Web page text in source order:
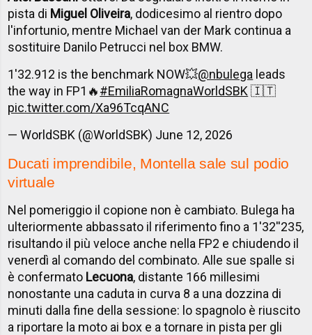
pista di Miguel Oliveira, dodicesimo al rientro dopo
l'infortunio, mentre Michael van der Mark continua a
sostituire Danilo Petrucci nel box BMW.
1'32.912 is the benchmark NOW💥@nbulega leads
the way in FP1🔥#EmiliaRomagnaWorldSBK🇮🇹
pic.twitter.com/Xa96TcqANC
— WorldSBK (@WorldSBK) June 12, 2026
Ducati imprendibile, Montella sale sul podio
virtuale
Nel pomeriggio il copione non è cambiato. Bulega ha
ulteriormente abbassato il riferimento fino a 1'32''235,
risultando il più veloce anche nella FP2 e chiudendo il
venerdì al comando del combinato. Alle sue spalle si
è confermato Lecuona, distante 166 millesimi
nonostante una caduta in curva 8 a una dozzina di
minuti dalla fine della sessione: lo spagnolo è riuscito
a riportare la moto ai box e a tornare in pista per gli